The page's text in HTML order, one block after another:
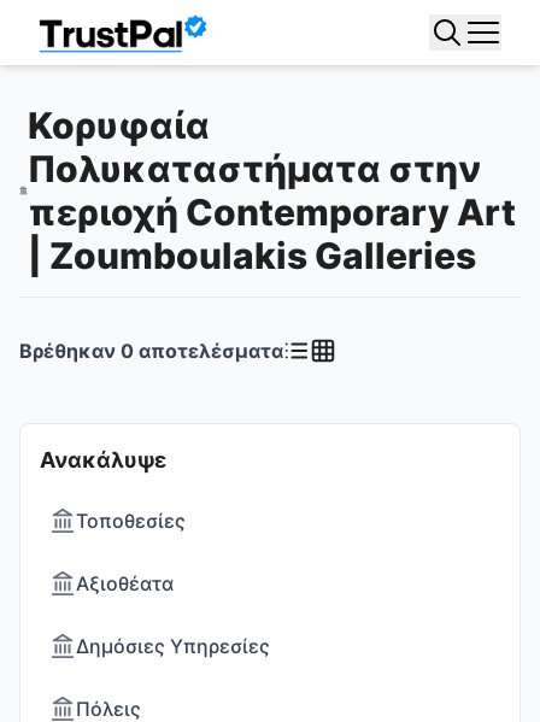
Κορυφαία
Πολυκαταστήματα στην
περιοχή Contemporary Art
| Zoumboulakis Galleries
Ανακάλυψε
Τοποθεσίες
Αξιοθέατα
Δημόσιες Υπηρεσίες
Πόλεις
Βρέθηκαν 0 αποτελέσματα